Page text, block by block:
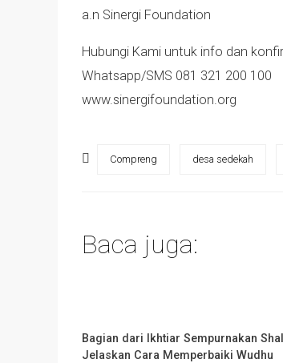
a.n Sinergi Foundation
Hubungi Kami untuk info dan
Whatsapp/SMS 081 321 200 100
www.sinergifoundation.org
Compreng desa sedekah
Baca juga:
Bagian dari Ikhtiar Sempurnakan
Jelaskan Cara Memperbaiki Wudhu